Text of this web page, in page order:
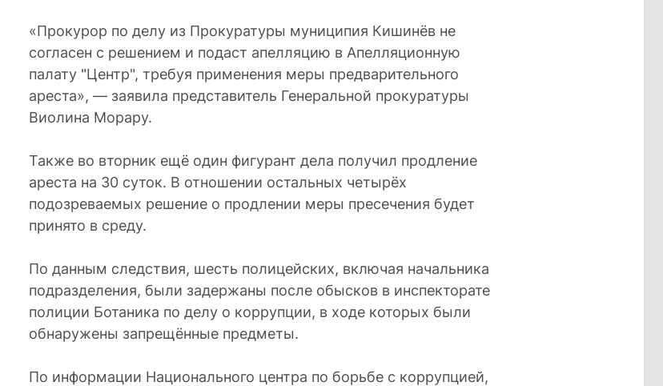
«Прокурор по делу из Прокуратуры муниципия Кишинёв не
согласен с решением и подаст апелляцию в Апелляционную
палату "Центр", требуя применения меры предварительного
ареста», — заявила представитель Генеральной прокуратуры
Виолина Морару.
Также во вторник ещё один фигурант дела получил продление
ареста на 30 суток. В отношении остальных четырёх
подозреваемых решение о продлении меры пресечения будет
принято в среду.
По данным следствия, шесть полицейских, включая начальника
подразделения, были задержаны после обысков в инспекторате
полиции Ботаника по делу о коррупции, в ходе которых были
обнаружены запрещённые предметы.
По информации Национального центра по борьбе с коррупцией,